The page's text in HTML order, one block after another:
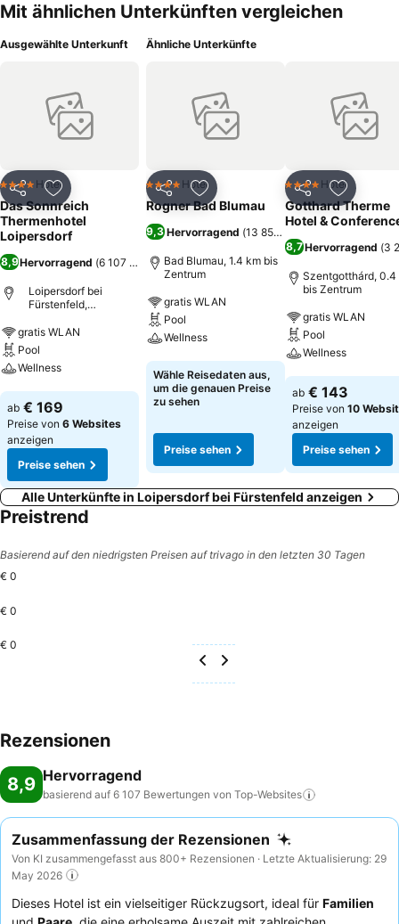
Produkte aus der Region: vom Feinschmecker-Frühstück bis zum
saisonalen Schmankerln. Dazu passen perfekt ausgewählte Weine
Wellness-Bereich, beim vielfältigen Wohlfühlprogramm, der kreativen
Küche – oder beim Fasten für Genießer.
Mit ähnlichen Unterkünften vergleichen
Ausgewählte Unterkunft
Teilen Zu Favoriten hinzufügen
4 SterneHotel
Das Sonnreich
Thermenhotel
Loipersdorf
8,9Hervorragend (6 107 Bewertungen)
Loipersdorf bei
Fürstenfeld,
gratis WLAN
Pool
Wellness
Preise sehen
ab € 169
Preise von 6 Websites
anzeigen
Preise sehen
Ähnliche Unterkünfte
Teilen Zu Favoriten hinzufügen
4 SterneHotel
Rogner Bad Blumau
9,3 Hervorragend (13 851 Bewertungen
Bad Blumau, 1.4 km bis
Zentrum
gratis WLAN
Pool
Wellness
Preise sehen
Wähle Reisedaten aus,
um die genauen Preise
zu sehen
Preise sehen
Teilen Zu
4 SterneHotel
Gotthard Therme
Hotel &
8,7Hervorragend (3
Szentgotthárd, 0.4
bis Zentrum
gratis WLAN
Pool
Wellness
Preise sehen
ab € 143
Preise von 10
anzeigen
Preise sehen
Alle Unterkünfte in Loipersdorf bei Fürstenfeld anzeigen
Preistrend
Basierend auf den niedrigsten Preisen auf trivago in den letzten 30 Tagen
€ 0
€ 0
€ 0
Rezensionen
8,9 Hervorragend
basierend auf 6 107 Bewertungen von Top-Websites
Zusammenfassung der Rezensionen
Von KI zusammengefasst aus 800+ Rezensionen · Letzte Aktualisierung: 29
May 2026
Dieses Hotel ist ein vielseitiger Rückzugsort, ideal für Familien